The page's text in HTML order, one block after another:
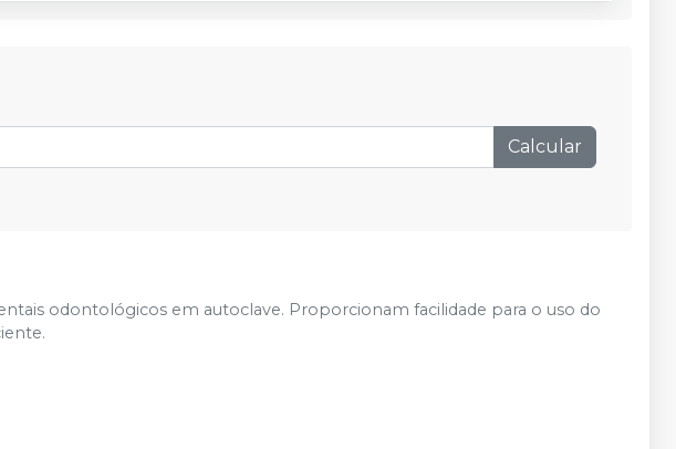
Calcular
odontológicos em autoclave. Proporcionam facilidade para o uso do